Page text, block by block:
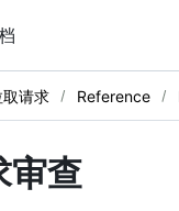
取请求 Reference
审查